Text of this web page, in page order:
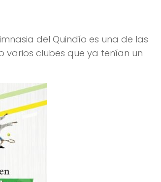
del Quindío es una de las
clubes que ya tenían un